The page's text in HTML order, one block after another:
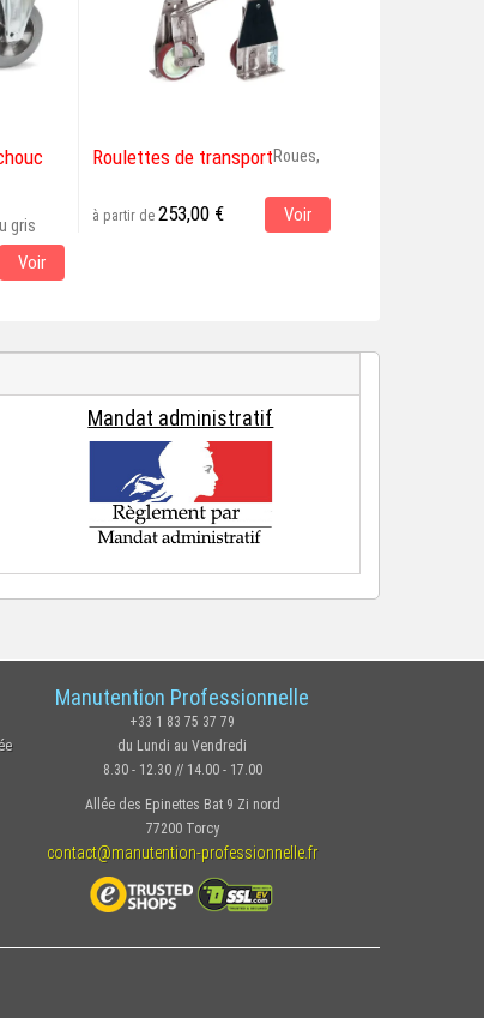
gris
Voir
Roulettes de transportRoues,
à partir de253,00 € Voir
Mandat administratif
Manutention Professionnelle
+33 1 83 75 37 79
du Lundi au Vendredi
8.30 - 12.30 // 14.00 - 17.00
Allée des Epinettes Bat 9 Zi nord
77200 Torcy
contact@manutention-professionnelle.fr